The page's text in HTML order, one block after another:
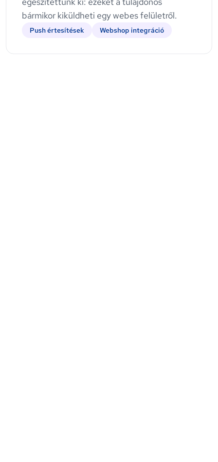
bármikor kiküldheti egy webes felületről.
Push értesítések Webshop integráció